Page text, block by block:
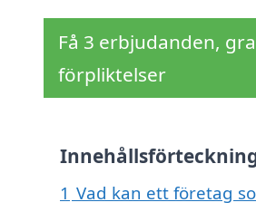
Få 3 erbjudanden,
förpliktelser
1 Vad kan ett företag